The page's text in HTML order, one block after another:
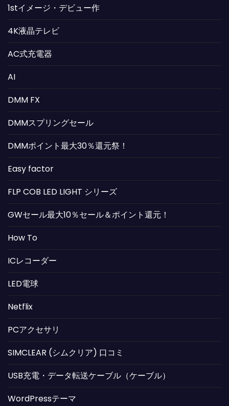
1stイメージ・デビュー作
4K液晶テレビ
AC式充電器
AI
DMM FX
DMMスプリングセール
DMMポイント最大30％還元祭！
Easy factor
FLP COB LED LIGHT シリーズ
GWセール最大10％セール＆ポイント還元！
How To
ICレコーダー
LED電球
Netflix
PCアクセサリ
SIMCLEAR (シムクリア) 口コミ
USB充電・データ転送ケーブル（ケーブル）
WordPressテーマ